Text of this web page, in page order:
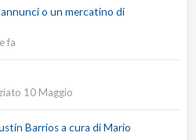
o un mercatino di
fa
10 Maggio
Barrios a cura di Mario